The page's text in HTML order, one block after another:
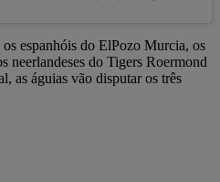
espanhóis do ElPozo Murcia, os
do Tigers Roermond
as águias vão disputar os três